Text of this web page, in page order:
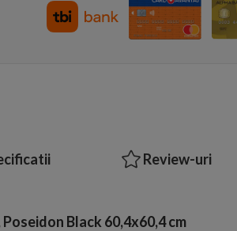
Review-uri
Black 60,4x60,4 cm